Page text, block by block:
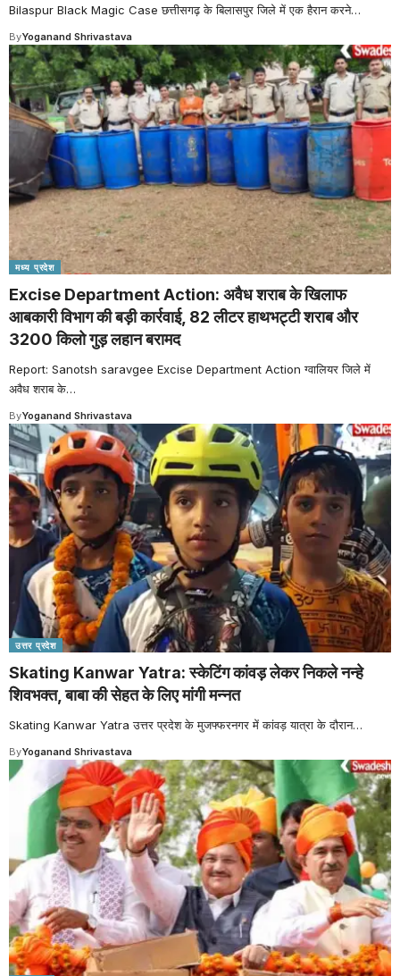
Bilaspur Black Magic Case छत्तीसगढ़ के बिलासपुर जिले में एक हैरान करने…
ByYoganand Shrivastava
मध्य प्रदेश
Excise Department Action: अवैध शराब के खिलाफ
आबकारी विभाग की बड़ी कार्रवाई, 82 लीटर हाथभट्टी शराब और
3200 किलो गुड़ लहान बरामद
Report: Sanotsh saravgee Excise Department Action ग्वालियर जिले में
अवैध शराब के…
ByYoganand Shrivastava
उत्तर प्रदेश
Skating Kanwar Yatra: स्केटिंग कांवड़ लेकर निकले नन्हे
शिवभक्त, बाबा की सेहत के लिए मांगी मन्नत
Skating Kanwar Yatra उत्तर प्रदेश के मुजफ्फरनगर में कांवड़ यात्रा के दौरान…
ByYoganand Shrivastava